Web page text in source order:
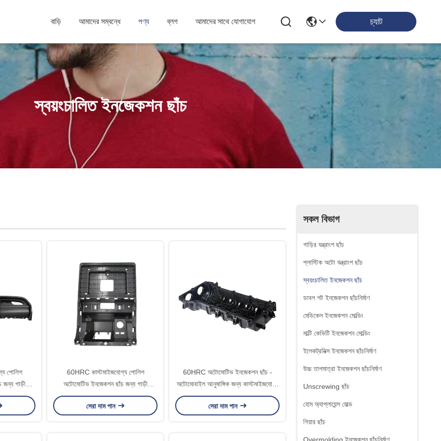
বাড়ি আমাদের সম্বন্ধে পণ্য ব্লগ আমাদের সাথে যোগাযোগ চ্যাট
স্বয়ংচালিত ইনজেকশন ছাঁচ
সকল বিভাগ
গাড়ির যন্ত্রাংশ ছাঁচ
প্লাস্টিক অটো যন্ত্রাংশ ছাঁচ
স্বয়ংচালিত ইনজেকশন ছাঁচ
ডাবল শট ইনজেকশন ছাঁচনির্মাণ
মেডিকেল ইনজেকশন মোল্ডিং
মাল্টি কেভিটি ইনজেকশন মোল্ডিং
ইলেকট্রনিক্স ইনজেকশন ছাঁচনির্মাণ
উচ্চ তাপমাত্রা ইনজেকশন ছাঁচনির্মাণ
Unscrewing ছাঁচ
হোম অ্যাপ্লায়েন্স মোল্ড
গিয়ার ছাঁচ
পোলিশ
জন্য গাড়ী
ছাঁচ
60HRC কাস্টমাইজযোগ্য পোলিশ
অটোমোটিভ ইনজেকশন ছাঁচ জন্য গাড়ী
আনুষাঙ্গিক প্লাস্টিকের ইনজেকশন ছাঁচ
সেরা দাম পান
60HRC অটোমোটিভ ইনজেকশন ছাঁচ -
অটোমোবাইল আনুষাঙ্গিক জন্য কাস্টমাইজযোগ্য
এবং পোলিশ প্লাস্টিক ইনজেকশন ছাঁচ
সেরা দাম পান